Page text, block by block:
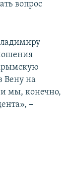
вопрос
Вену на
мы, конечно,
–